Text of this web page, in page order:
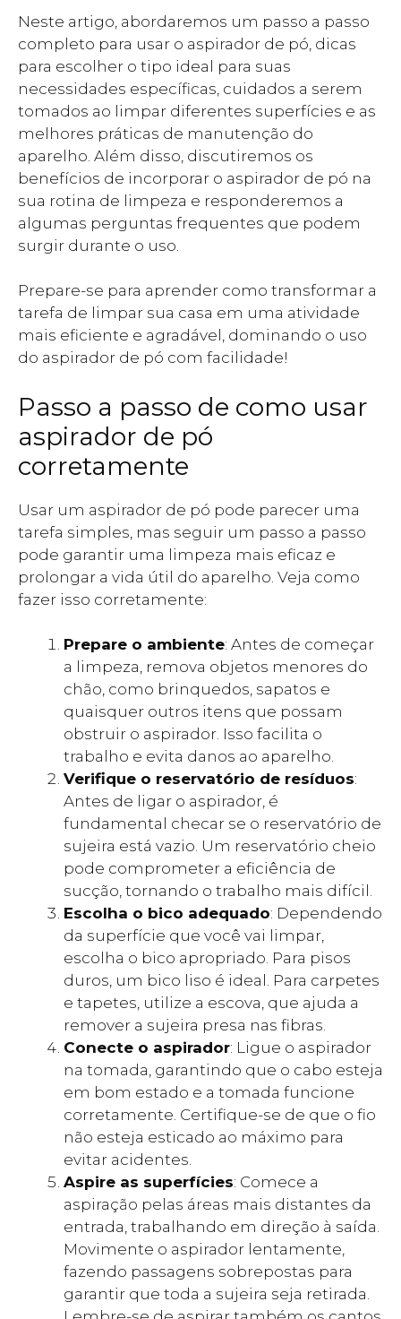
Neste artigo, abordaremos um passo a passo
completo para usar o aspirador de pó, dicas
para escolher o tipo ideal para suas
necessidades específicas, cuidados a serem
tomados ao limpar diferentes superfícies e as
melhores práticas de manutenção do
aparelho. Além disso, discutiremos os
benefícios de incorporar o aspirador de pó na
sua rotina de limpeza e responderemos a
algumas perguntas frequentes que podem
surgir durante o uso.
Prepare-se para aprender como transformar a
tarefa de limpar sua casa em uma atividade
mais eficiente e agradável, dominando o uso
do aspirador de pó com facilidade!
Passo a passo de como usar
aspirador de pó
corretamente
Usar um aspirador de pó pode parecer uma
tarefa simples, mas seguir um passo a passo
pode garantir uma limpeza mais eficaz e
prolongar a vida útil do aparelho. Veja como
fazer isso corretamente:
Prepare o ambiente: Antes de começar
a limpeza, remova objetos menores do
chão, como brinquedos, sapatos e
quaisquer outros itens que possam
obstruir o aspirador. Isso facilita o
trabalho e evita danos ao aparelho.
Verifique o reservatório de resíduos:
Antes de ligar o aspirador, é
fundamental checar se o reservatório de
sujeira está vazio. Um reservatório cheio
pode comprometer a eficiência de
sucção, tornando o trabalho mais difícil.
Escolha o bico adequado: Dependendo
da superfície que você vai limpar,
escolha o bico apropriado. Para pisos
duros, um bico liso é ideal. Para carpetes
e tapetes, utilize a escova, que ajuda a
remover a sujeira presa nas fibras.
Conecte o aspirador: Ligue o aspirador
na tomada, garantindo que o cabo esteja
em bom estado e a tomada funcione
corretamente. Certifique-se de que o fio
não esteja esticado ao máximo para
evitar acidentes.
Aspire as superfícies: Comece a
aspiração pelas áreas mais distantes da
entrada, trabalhando em direção à saída.
Movimente o aspirador lentamente,
fazendo passagens sobrepostas para
garantir que toda a sujeira seja retirada.